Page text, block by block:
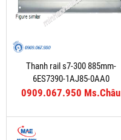
Thanh rail s7-300 885mm-
6ES7390-1AJ85-0AA0
0909.067.950 Ms.Châu